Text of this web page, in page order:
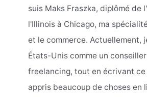
suis Maks Fraszka, diplômé de
l'Illinois à Chicago, ma
et le commerce. Actuellement,
États-Unis comme un
freelancing, tout en écrivant ce
appris beaucoup de choses en